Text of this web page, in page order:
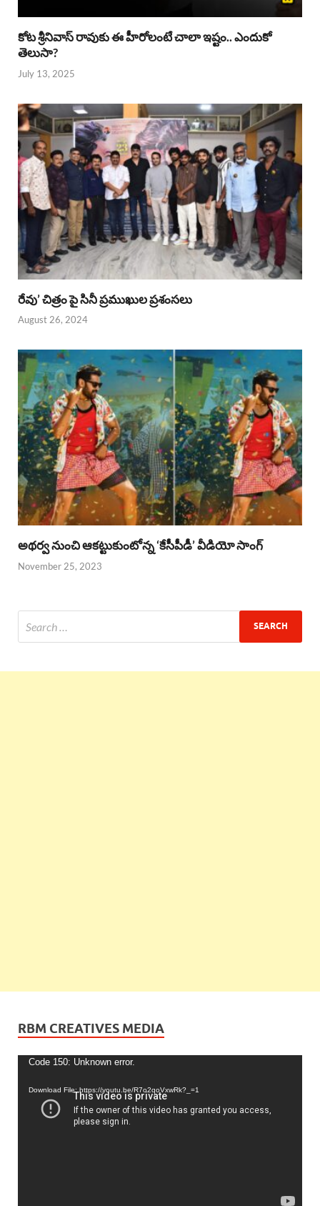
కోట శ్రీనివాస్ రావుకు ఈ హీరోలంటే చాలా ఇష్టం.. ఎందుకో
తెలుసా?
July 13, 2025
రేవు’ చిత్రం పై సినీ ప్రముఖుల ప్రశంసలు
August 26, 2024
అథర్వ నుంచి ఆకట్టుకుంటోన్న ‘కేసీపీడీ’ వీడియో సాంగ్
November 25, 2023
RBM CREATIVES MEDIA
Video
Code 150: Unknown error.
Download File: https://youtu.be/R7o2qoVxwRk?_=1